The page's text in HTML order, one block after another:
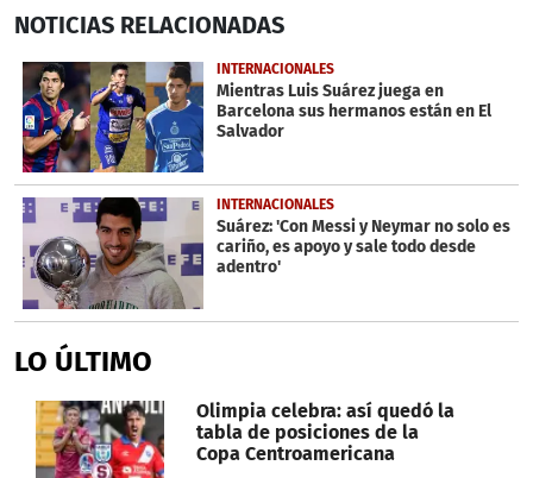
seconds
2
minutes,
4
seconds
NOTICIAS RELACIONADAS
INTERNACIONALES
Mientras Luis Suárez juega en
Barcelona sus hermanos están en El
Salvador
INTERNACIONALES
Suárez: 'Con Messi y Neymar no solo es
cariño, es apoyo y sale todo desde
adentro'
LO ÚLTIMO
Olimpia celebra: así quedó la
tabla de posiciones de la
Copa Centroamericana